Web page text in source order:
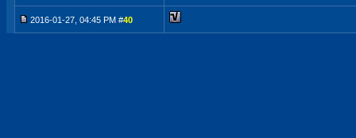
2016-01-27, 04:45 PM #40